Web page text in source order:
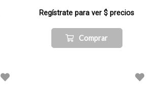
Regístrate para ver $ precios
Comprar